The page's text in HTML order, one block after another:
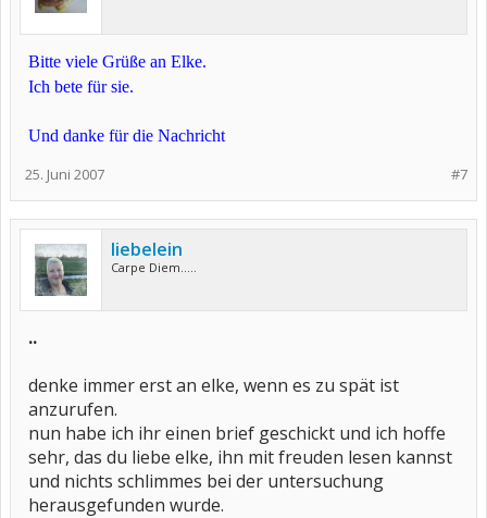
Bitte viele Grüße an Elke.
Ich bete für sie.
Und danke für die Nachricht
#7
25. Juni 2007
liebelein
Carpe Diem.....
..
denke immer erst an elke, wenn es zu spät ist
anzurufen.
nun habe ich ihr einen brief geschickt und ich hoffe
sehr, das du liebe elke, ihn mit freuden lesen kannst
und nichts schlimmes bei der untersuchung
herausgefunden wurde.